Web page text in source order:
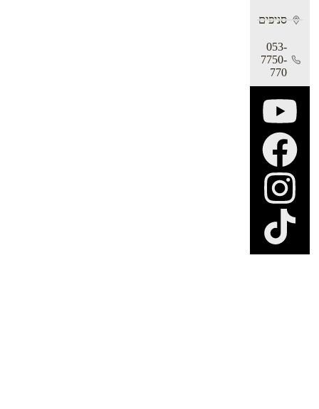
סניפים
053-
7750-
770